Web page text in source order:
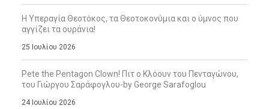
Η Υπεραγία Θεοτόκος, τα Θεοτοκονύμια και ο ύμνος που
αγγίζει τα ουράνια!
25 Ιουλίου 2026
Pete the Pentagon Clown! Πιτ ο Κλόουν του Πενταγώνου,
του Γιώργου Σαράφογλου-by George Sarafoglou
24 Ιουλίου 2026